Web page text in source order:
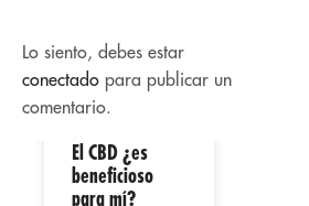
Lo siento, debes estar
conectado para publicar un
comentario.
02
Abr
El CBD ¿es
beneficioso
para mí?